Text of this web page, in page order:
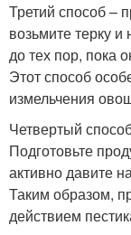
Третий способ –
возьмите терку и
до тех пор, пока
Этот способ
измельчения
Четвертый
Подготовьте
активно давите
Таким образом,
действием